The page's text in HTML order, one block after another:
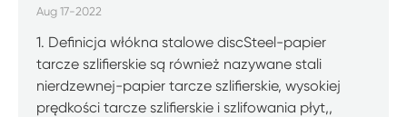
Aug 17-2022
1. Definicja włókna stalowe discSteel-papier
tarcze szlifierskie są również nazywane stali
nierdzewnej-papier tarcze szlifierskie, wysokiej
prędkości tarcze szlifierskie i szlifowania płyt,,